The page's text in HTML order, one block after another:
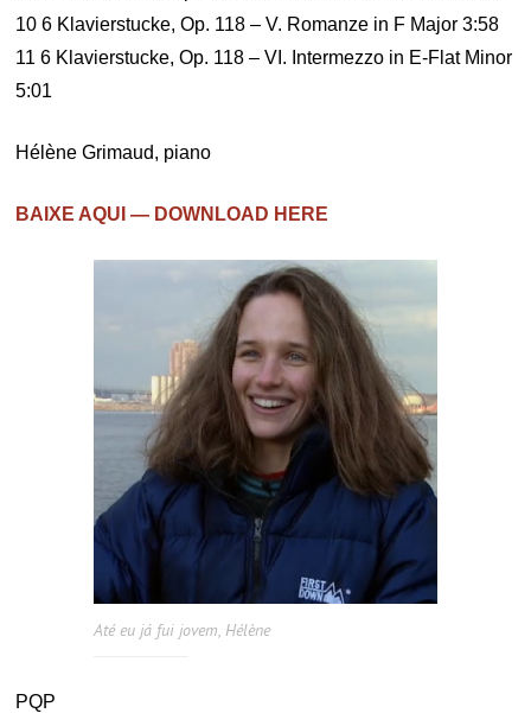
10 6 Klavierstucke, Op. 118 – V. Romanze in F Major 3:58
11 6 Klavierstucke, Op. 118 – VI. Intermezzo in E-Flat Minor
5:01
Hélène Grimaud, piano
BAIXE AQUI — DOWNLOAD HERE
Até eu já fui jovem, Hélène
PQP